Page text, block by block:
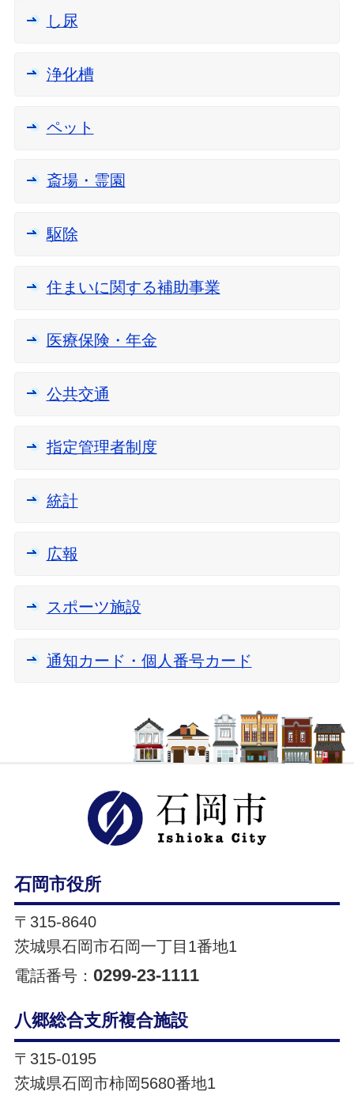
し尿
浄化槽
ペット
斎場・霊園
駆除
住まいに関する補助事業
医療保険・年金
公共交通
指定管理者制度
統計
広報
スポーツ施設
通知カード・個人番号カード
石岡市役所
〒315-8640
茨城県石岡市石岡一丁目1番地1
電話番号： 0299-23-1111
八郷総合支所複合施設
〒315-0195
茨城県石岡市柿岡5680番地1